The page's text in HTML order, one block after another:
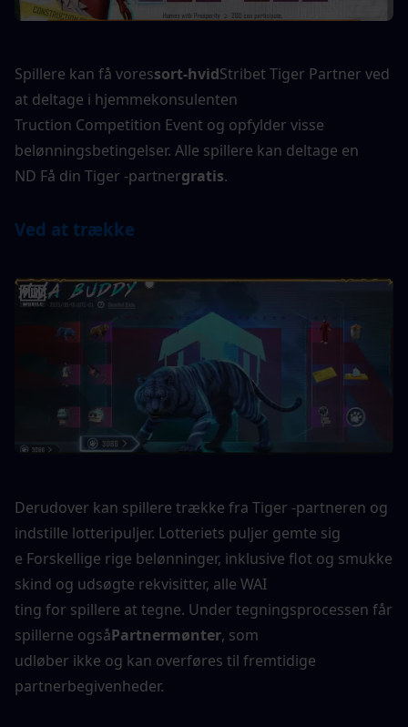
Spillere kan få voressort-hvidStribet Tiger Partner ved
at deltage i hjemmekonsulenten
Truction Competition Event og opfylder visse
belønningsbetingelser. Alle spillere kan deltage en
ND Få din Tiger -partnergratis.
Ved at trække
Derudover kan spillere trække fra Tiger -partneren og
indstille lotteripuljer. Lotteriets puljer gemte sig
e Forskellige rige belønninger, inklusive flot og smukke
skind og udsøgte rekvisitter, alle WAI
ting for spillere at tegne. Under tegningsprocessen får
spillerne ogsåPartnermønter, som
udløber ikke og kan overføres til fremtidige
partnerbegivenheder.